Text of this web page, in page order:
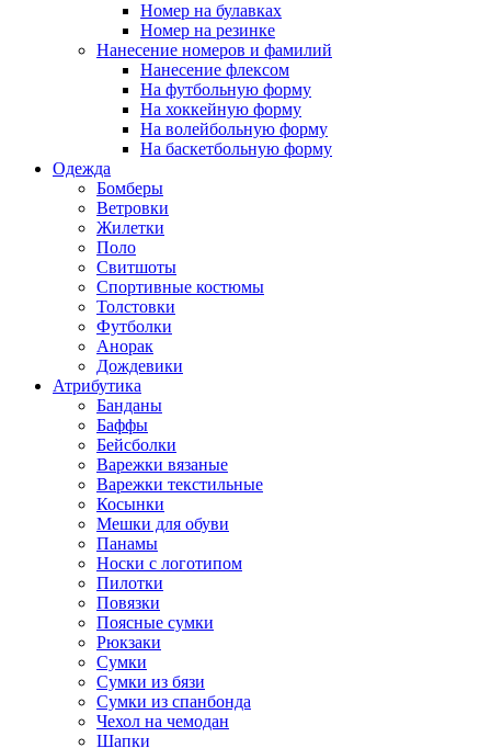
Номер на булавках
Номер на резинке
Нанесение номеров и фамилий
Нанесение флексом
На футбольную форму
На хоккейную форму
На волейбольную форму
На баскетбольную форму
Одежда
Бомберы
Ветровки
Жилетки
Поло
Свитшоты
Спортивные костюмы
Толстовки
Футболки
Анорак
Дождевики
Атрибутика
Банданы
Баффы
Бейсболки
Варежки вязаные
Варежки текстильные
Косынки
Мешки для обуви
Панамы
Носки с логотипом
Пилотки
Повязки
Поясные сумки
Рюкзаки
Сумки
Сумки из бязи
Сумки из спанбонда
Чехол на чемодан
Шапки